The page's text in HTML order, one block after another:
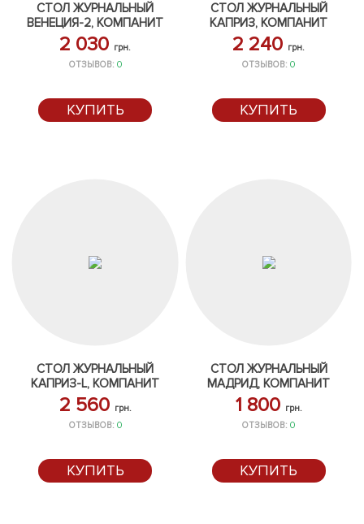
СТОЛ ЖУРНАЛЬНЫЙ
ВЕНЕЦИЯ-2, КОМПАНИТ
2 030 грн.
ОТЗЫВОВ: 0
КУПИТЬ
СТОЛ ЖУРНАЛЬНЫЙ
КАПРИЗ, КОМПАНИТ
2 240 грн.
ОТЗЫВОВ:0
КУПИТЬ
СТОЛ ЖУРНАЛЬНЫЙ
КАПРИЗ-L, КОМПАНИТ
2 560 грн.
ОТЗЫВОВ: 0
КУПИТЬ
СТОЛ ЖУРНАЛЬНЫЙ
МАДРИД, КОМПАНИТ
1 800 грн.
ОТЗЫВОВ:0
КУПИТЬ